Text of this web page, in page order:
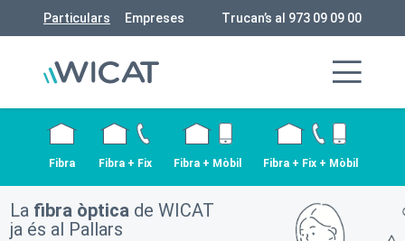
Particulars Empreses Trucan’s al 973 09 09 00
Fibra Fibra + Fix Fibra + Mòbil Fibra + Fix + Mòbil
La fibra òptica de WICAT
ja és al Pallars